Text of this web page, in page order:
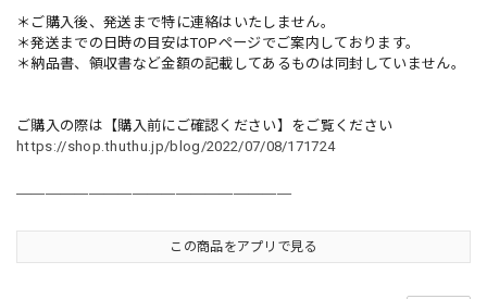
＊ご購入後、発送まで特に連絡はいたしません。
＊発送までの日時の目安はTOPページでご案内しております。
＊納品書、領収書など金額の記載してあるものは同封していません。
ご購入の際は【購入前にご確認ください】をご覧ください
https://shop.thuthu.jp/blog/2022/07/08/171724
この商品をアプリで見る